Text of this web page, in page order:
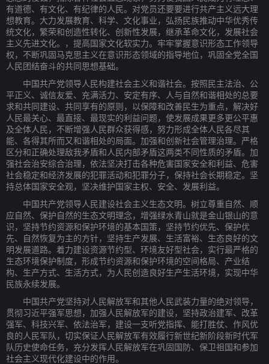
有道德、有文化、有纪律的人民。对党员还要要进行共产主义远大理
想教育。大力发展教育、科学、文化事业，弘扬民族推动中华优秀传
统文化，繁荣和创造性转化、创新性发展，继承革命文化，发展社会
主义先进文化。，提高国家文化软实力。牢牢掌握意识形态工作领导
权，不断巩固马克思主义在意识形态领域的指导地位，巩固全党全国
人民团结奋斗的共同思想基础。
中国共产党领导人民构建社会主义和谐社会。按照民主法治、公
平正义、诚信友爱、充满活力、安定有序、人与自然和谐相处的总要
求和共同建设、共同享有的原则，以保障和改善民生为重点，解决好
人民最关心、最直接、最现实的利益问题，使发展成果更多更公平惠
及全体人民，不断增强人民群众获得感，努力形成全体人民各尽其
能、各得其所而又和谐相处的局面。加强和创新社会管理治理。严格
区分和正确处理敌我矛盾和人民内部矛盾这两类不同性质的矛盾。加
强社会治安综合治理，依法坚决打击各种危害国家安全和利益、危害
社会稳定和经济发展的犯罪活动和犯罪分子，保持社会长期稳定。坚
持总体国家安全观，坚决维护国家主权、安全、发展利益。
中国共产党领导人民建设社会主义生态文明。树立尊重自然、顺
应自然、保护自然的生态文明理念，增强绿水青山就是金山银山的意
识，坚持节约资源和保护环境的基本国策，坚持节约优先、保护优
先、自然恢复为主的方针，坚持生产发展、生活富裕、生态良好的文
明发展道路。着力建设资源节约型、环境友好型社会，实行最严格的
生态环境保护制度，形成节约资源和保护环境的空间格局、产业结
构、生产方式、生活方式，为人民创造良好生产生活环境，实现中华
民族永续发展。
中国共产党坚持对人民解放军和其他人民武装力量的绝对领导，
贯彻习近平强军思想，加强人民解放军的建设，坚持政治建军、改革
强军、科技兴军、依法治军，建设一支听党指挥、能打胜仗、作风优
良的人民军队，切实保证人民解放军有效履行新世纪新阶段新时代军
队历史使命任务，充分发挥人民解放军在巩固国防、保卫祖国和参加
社会主义现代化建设中的作用。